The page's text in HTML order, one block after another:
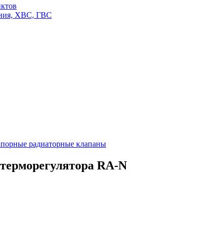
ХВС, ГВС
радиаторные клапаны
RA-N